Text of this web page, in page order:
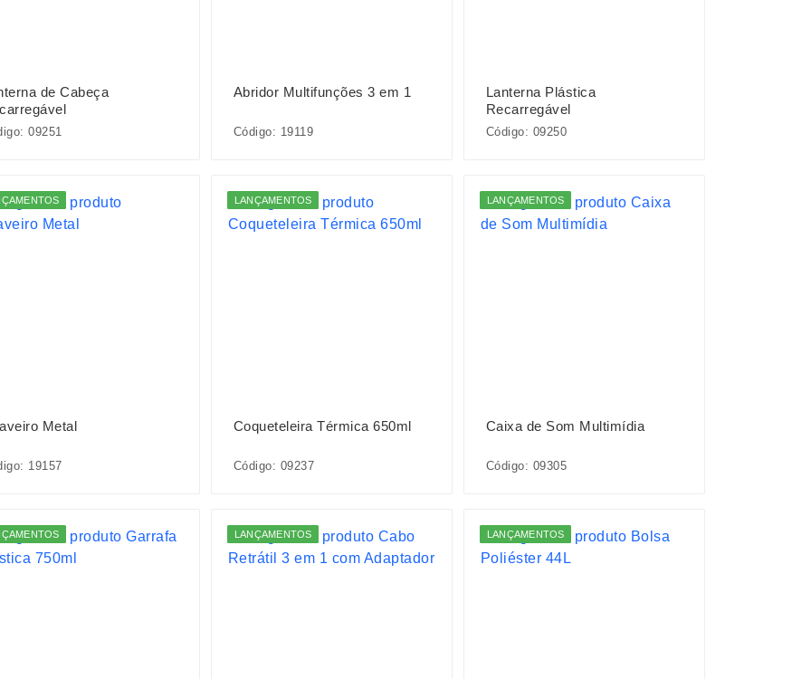
de Cabeça
09251
Abridor Multifunções 3 em 1
Código: 19119
Lanterna Plástica
Recarregável
Código: 09250
Metal
19157
LANÇAMENTOS
Coqueteleira Térmica 650ml
Código: 09237
LANÇAMENTOS
Caixa de Som Multimídia
Código: 09305
LANÇAMENTOS LANÇAMENTOS